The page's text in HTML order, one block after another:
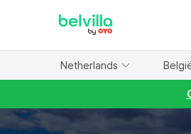
Netherlands